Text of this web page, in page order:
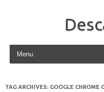
Skip to content
TAG ARCHIVES: GOOGLE CHROME